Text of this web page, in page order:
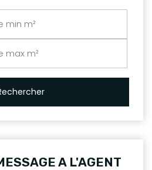
A L'AGENT